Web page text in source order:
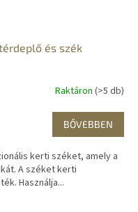
és szék
Raktáron (>5 db)
BŐVEBBEN
kerti széket, amely a
A széket kerti
Használja...